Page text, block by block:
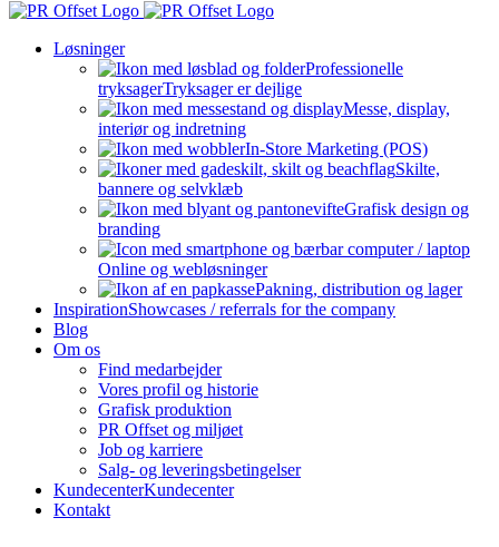
Løsninger
Professionelle
tryksagerTryksager er dejlige
Messe, display,
interiør og indretning
In-Store Marketing (POS)
Skilte,
bannere og selvklæb
Grafisk design og
branding
Online og webløsninger
Pakning, distribution og lager
InspirationShowcases / referrals for the company
Blog
Om os
Find medarbejder
Vores profil og historie
Grafisk produktion
PR Offset og miljøet
Job og karriere
Salg- og leveringsbetingelser
KundecenterKundecenter
Kontakt